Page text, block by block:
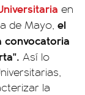
en
de Mayo, el
convocatoria
Así lo
la